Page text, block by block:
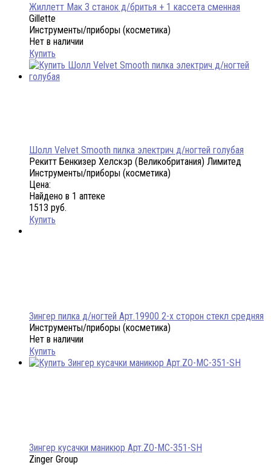
Жиллетт Мак 3 станок д/бритья + 1 кассета сменная
Gillette
Инструменты/приборы (косметика)
Нет в наличии
Купить
Шолл Velvet Smooth пилка электрич д/ногтей голубая
Рекитт Бенкизер Хелскэр (Великобритания) Лимитед
Инструменты/приборы (косметика)
Цена:
Найдено в 1 аптеке
1513 руб.
Купить
Зингер пилка д/ногтей Арт.19900 2-х сторон стекл средняя
Инструменты/приборы (косметика)
Нет в наличии
Купить
Зингер кусачки маникюр Арт.ZO-MC-351-SH
Zinger Group